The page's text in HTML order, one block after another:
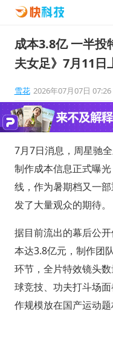
成本3.8亿 一半投
夫女足》7月11日
雪花 2026年07月07日 07:26
7月7日消息，周星驰
制作成本信息正式曝
线，作为暑期档又一
发了大量观众的期待。
据目前流出的幕后公
本达3.8亿元，制作团
环节，全片特效镜头
球竞技、功夫打斗场
作规模放在国产运动题